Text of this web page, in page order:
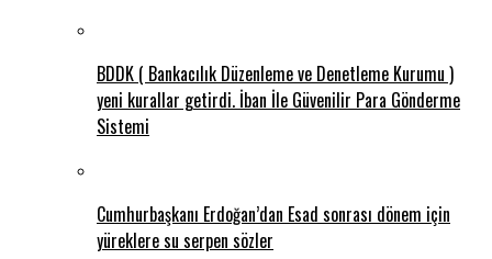
BDDK ( Bankacılık Düzenleme ve Denetleme Kurumu )
yeni kurallar getirdi. İban İle Güvenilir Para Gönderme
Sistemi
Cumhurbaşkanı Erdoğan’dan Esad sonrası dönem için
yüreklere su serpen sözler